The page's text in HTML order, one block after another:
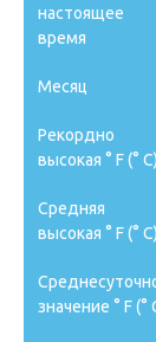
настоящее
время
Месяц
Рекордно
высокая ° F (° C)
Средняя
высокая ° F (° C)
значение ° F (°